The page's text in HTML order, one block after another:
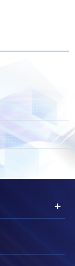
心报名，并避
报名人数不足
。如获学院批
付、支付宝、
学员不得转读